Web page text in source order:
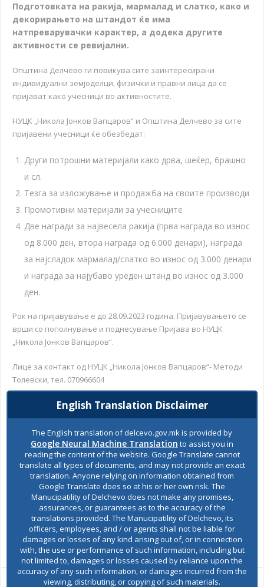
Подготовката на ракија, мармалад и слатко, како и
декорирањето на штандот ќе има
натпреварувачки карактер, а додека другите
активности се ревијални.
Општина Делчево ги повикува сите заинтересирани
индивидуални земјоделци, физички и правни лица да се
пријават како учесници во активностите.
НУЦК „Никола Јонков Вапцаров“ и Општина Делчево за сите
пријавени учесници ќе обезбедат:
Други потрошни материјали како дрва, шеќер, брашно
и сл.
Тезга за изложување и продажба на своите производи
Промотивни материјали за учесниците
Две награди за највесела ракија (прва награда во износ
од 8.000 ден, втора награда од 6.000 денари), награда
за најсладок мармалад/слатко во износ од 3.000 денари
и награда за најубаво уреден штанд во износ од 3.000
ден.
Рок на пријавување е до 28.09.2023 година. Пријавувањето се
врши со пополнување и поднесување Пријава во НУЦК
„Никола Јонков Вапцаров“.
Лице за контакт од НУЦК „Никола Јонков Вапцаров“- Методи
Толевски, тел. 070966604
e-mail: centarzakultura@yahoo.com
Пријавите може да се симнат од веб- страницата на Општина
Делчево или да се подигнат во НУЦК „Никола Јонков
Вапцаров“.
Пријава за „Пијанечки денови на сливата 2023“
SHARES
Views: 1,447
English Translation Disclaimer
The English translation of delcevo.gov.mk is provided by
Google Neural Machine Translation to assist you in
reading the content of the website. Google Translate cannot
translate all types of documents, and may not provide an exact
translation. Anyone relying on information obtained from
Google Translate does so at his or her own risk. The
Manucipatility of Delchevo does not make any promises,
assurances, or guarantees as to the accuracy of the
translations provided. The Manucipatility of Delchevo, its
officers, employees, and / or agents shall not be liable for
damages or losses of any kind arising out of, or in connection
with, the use or performance of such information, including but
not limited to, damages or losses caused by reliance upon the
accuracy of any such information, or damages incurred from the
viewing, distributing, or copying of such materials.